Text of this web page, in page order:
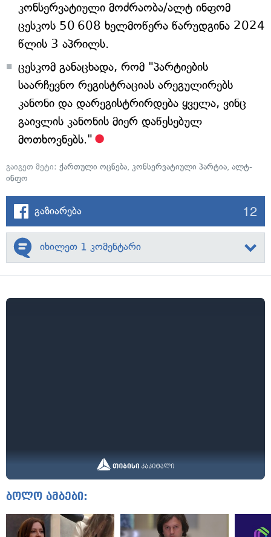
კონსერვატიული მოძრაობა/ალტ ინფომ
ცესკოს 50 608 ხელმოწერა წარუდგინა 2024
წლის 3 აპრილს.
ცესკომ განაცხადა, რომ "პარტიების
საარჩევნო რეგისტრაციას არეგულირებს
კანონი და დარეგისტრირდება ყველა, ვინც
გაივლის კანონის მიერ დაწესებულ
მოთხოვნებს."
გაიგეთ მეტი: ქართული ოცნება, კონსერვატიული პარტია, ალტ-
ინფო
გაზიარება 12
იხილეთ 1 კომენტარი
ბოლო ამბები: